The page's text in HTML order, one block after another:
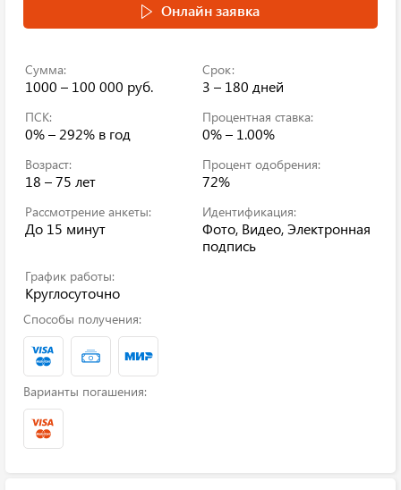
Онлайн заявка
Сумма:
1000 – 100 000 руб.
Срок:
3 – 180 дней
ПСК:
0% – 292% в год
Процентная ставка:
0% – 1.00%
Возраст:
18 – 75 лет
Процент одобрения:
72%
Рассмотрение анкеты:
До 15 минут
Идентификация:
Фото, Видео, Электронная
подпись
График работы:
Круглосуточно
Способы получения:
Варианты погашения: